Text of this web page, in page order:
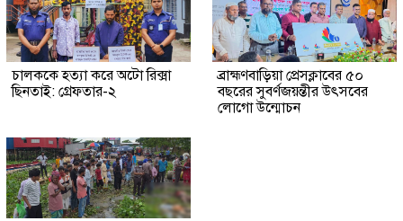
চালককে হত্যা করে অটো রিক্সা
ছিনতাই: গ্রেফতার-২
ব্রাহ্মণবাড়িয়া প্রেসক্লাবের ৫০
বছরের সুবর্ণজয়ন্তীর উৎসবের
লোগো উন্মোচন